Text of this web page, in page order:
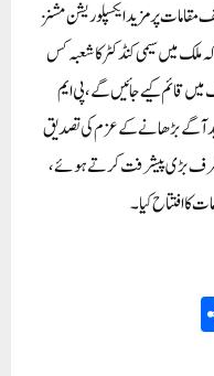
پر مزید ایکسپلوریشن مشنز
میں سیمی کنڈکٹر کا شعبہ کس
قائم کیے جائیں گے، پی ایم
آگے بڑھانے کے عزم کی تصدیق
طرف بڑی پیشرفت کرتے ہوئے،
کا افتتاح کیا۔